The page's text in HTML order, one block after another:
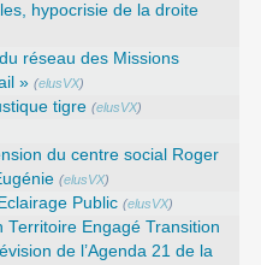
hypocrisie de la droite
réseau des Missions
» (elusVX)
tigre (elusVX)
du centre social Roger
(elusVX)
Public (elusVX)
Territoire Engagé Transition
de l’Agenda 21 de la